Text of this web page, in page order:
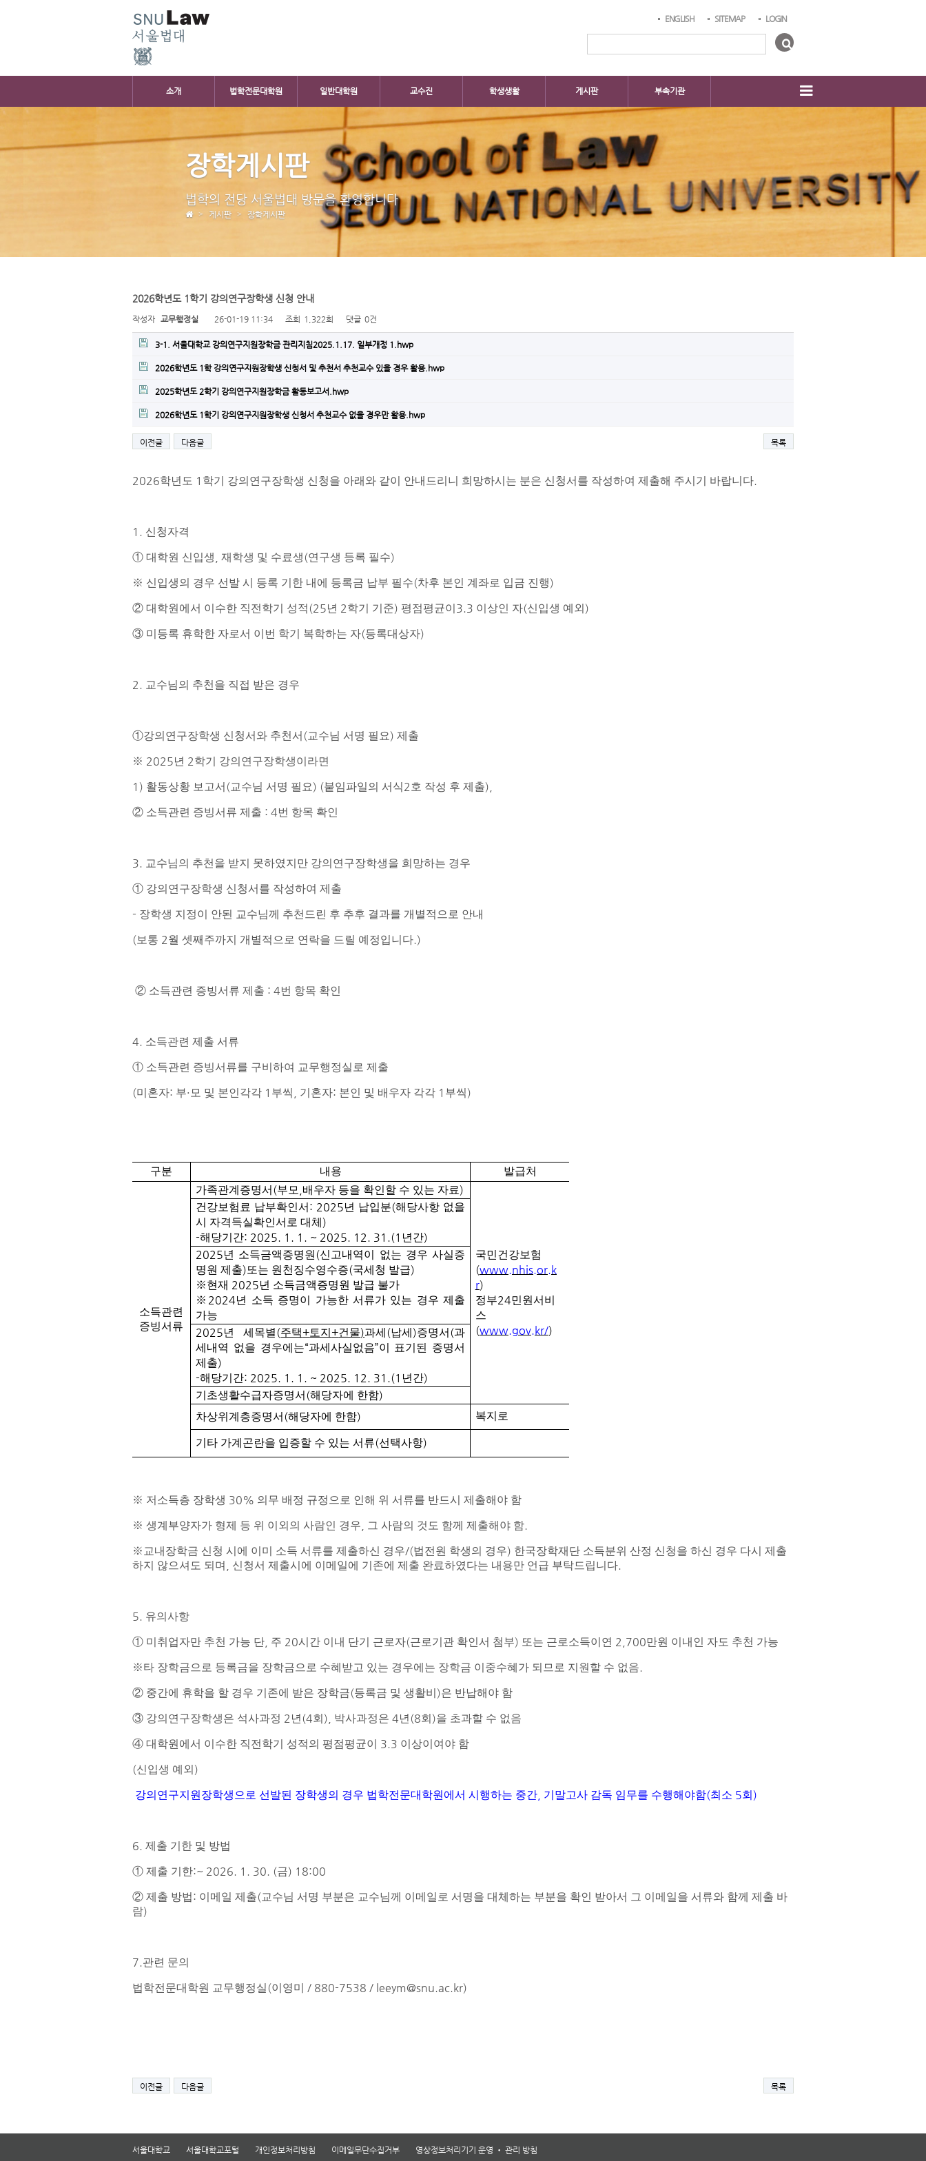
ENGLISH SITEMAP LOGIN
소개 법학전문대학원 일반대학원 교수진 학생생활 게시판 부속기관
장학게시판
법학의 전당 서울법대 방문을 환영합니다
게시판 장학게시판
2026학년도 1학기 강의연구장학생 신청 안내
작성자 교무행정실 26-01-19 11:34 조회 1,322회 댓글 0건
3-1. 서울대학교 강의연구지원장학금 관리지침2025.1.17. 일부개정 1.hwp
2026학년도 1학 강의연구지원장학생 신청서 및 추천서 추천교수 있을 경우 활용.hwp
2025학년도 2학기 강의연구지원장학금 활동보고서.hwp
2026학년도 1학기 강의연구지원장학생 신청서 추천교수 없을 경우만 활용.hwp
이전글 다음글 목록
2026학년도 1 학기 강의연구장학생 신청을 아래와 같이 안내드리니 희망하시는 분은 신청서를 작성하여 제출해 주시기 바랍니다.
1. 신청자격
① 대학원 신입생 재학생 및 수료생 (연구생 등록 필수)
※ 신입생의 경우 선발 시 등록 기한 내에 등록금 납부 필수(차후 본인 계좌로 입금 진행)
② 대학원에서 이수한 직전학기 성적 (25년 2학기 기준) 평점평균이 3.3 이상인 자(신입생 예외 )
③​ 미등록 휴학한 자로서 이번 학기 복학하는 자(등록대상자)
2. 교수님의 추천을 직접 받은 경우
①​강의연구장학생 신청서와 추천서 (교수님 서명 필요) 제출
※ 2025년 2학기 강의연구장학생이라면
1) 활동상황 보고서 (교수님 서명 필요) (붙임파일의 서식2 호 작성 후 제출),
② 소득관련 증빙서류 제출 : 4번 항목 확인
3. 교수님의 추천을 받지 못하였지만 강의연구장학생을 희망하는 경우
① 강의연구장학생 신청서를 작성하여 제출
- 장학생 지정이 안된 교수님께 추천드린 후 추후 결과를 개별적으로 안내
(보통 2월 셋째주까지 개별적으로 연락을 드릴 예정입니다.)
② 소득관련 증빙서류 제출 : 4번 항목 확인
4. 소득관련 제출 서류
① 소득관련 증빙서류를 구비하여 교무행정실로 제출
(미혼자: 부· 모 및 본인각각 1 부씩 기혼자: 본인 및 배우자 각각 1 부씩)
구분 내용 발급처
소득관련
증빙서류
가족관계증명서 (부모 배우자 등을 확인할 수 있는 자료)
국민건강보험
(www.nhis.or.k
r)
정부24민원서비
스
(www.gov.kr/)
건강보험료 납부확인서 : 2025년 납입분(해당사항 없을
시 자격득실확인서로 대체 )
-해당기간: 2025. 1. 1. ~ 2025. 12. 31.(1 년간)
2025년 소득금액증명원 (신고내역이 없는 경우 사실증
명원 제출)또는 원천징수영수증(국세청 발급)
​※현재 2025년 소득금액증명원 발급 불가
※ 2024년 소득 증명이 가능한 서류가 있는 경우 제출
가능
2025년 세목별(주택+토지 +건물)과세 (납세)증명서 (과
세내역 없을 경우에는“과세사실없음”이 표기된 증명서
제출)
-해당기간: 2025. 1. 1. ~ 2025. 12. 31.(1 년간)
기초생활수급자증명서 (해당자에 한함)
차상위계층증명서 (해당자에 한함) 복지로
기타 가계곤란을 입증할 수 있는 서류(선택사항)
※ 저소득층 장학생 30% 의무 배정 규정으로 인해 위 서류를 반드시 제출해야 함
※ 생계부양자가 형제 등 위 이외의 사람인 경우 그 사람의 것도 함께 제출해야 함.
※ 교내장학금 신청 시에 이미 소득 서류를 제출하신 경우/(법전원 학생의 경우) 한국장학재단 소득분위 산정 신청을 하신 경우 다시 제출
하지 않으셔도 되며
신청서 제출시에 이메일에 기존에 제출 완료하였다는 내용만 언급 부탁드립니다.
5. 유의사항
① 미취업자만 추천 가능 단 주 20시간 이내 단기 근로자(근로기관 확인서 첨부) 또는 근로소득이연 2,700만원 이내인 자도 추천 가능
※타 장학금으로 등록금을 장학금으로 수혜받고 있는 경우에는 장학금 이중수혜가 되므로 지원할 수 없음.
​② 중간에 휴학을 할 경우 기존에 받은 장학금(등록금 및 생활비 )은 반납해야 함
​③ 강의연구장학생은 석사과정 2 년 (4회 ), 박사과정은 4년 (8회 )을 초과할 수 없음
​④ 대학원에서 이수한 직전학기 성적의 평점평균이 3.3 이상이여야 함
(신입생 예외 )
강의연구지원장학생으로 선발된 장학생의 경우 법학전문대학원에서 시행하는 중간 기말고사 감독 임무를 수행해야함(최소 5회 )
6. 제출 기한 및 방법
① 제출 기한:~ 2026. 1. 30. (금) 18:00
​② 제출 방법: 이메일 제출(교수님 서명 부분은 교수님께 이메일로 서명을 대체하는 부분을 확인 받아서 그 이메일을 서류와 함께 제출 바
람)
7.관련 문의
법학전문대학원 교무행정실 (이영미 / 880-7538 / leeym@snu.ac.kr)
이전글 다음글 목록
서울대학교 서울대학교포털 개인정보처리방침 이메일무단수집거부 영상정보처리기기 운영 • 관리 방침